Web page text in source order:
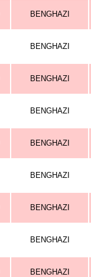
BENGHAZI
BENGHAZI
BENGHAZI
BENGHAZI
BENGHAZI
BENGHAZI
BENGHAZI
BENGHAZI
BENGHAZI